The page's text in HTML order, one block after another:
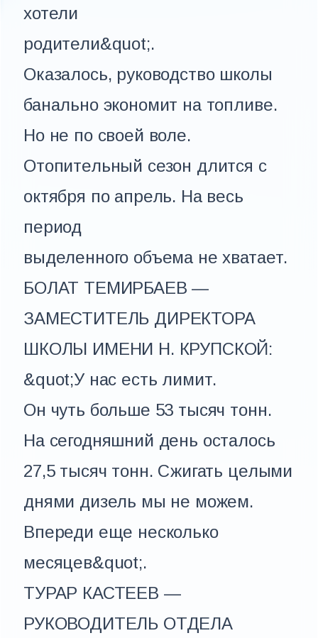
хотели
родители&quot;.
Оказалось, руководство школы
банально экономит на топливе.
Но не по своей воле.
Отопительный сезон длится с
октября по апрель. На весь
период
выделенного объема не хватает.
БОЛАТ ТЕМИРБАЕВ —
ЗАМЕСТИТЕЛЬ ДИРЕКТОРА
ШКОЛЫ ИМЕНИ Н. КРУПСКОЙ:
&quot;У нас есть лимит.
Он чуть больше 53 тысяч тонн.
На сегодняшний день осталось
27,5 тысяч тонн. Сжигать целыми
днями дизель мы не можем.
Впереди еще несколько
месяцев&quot;.
ТУРАР КАСТЕЕВ —
РУКОВОДИТЕЛЬ ОТДЕЛА